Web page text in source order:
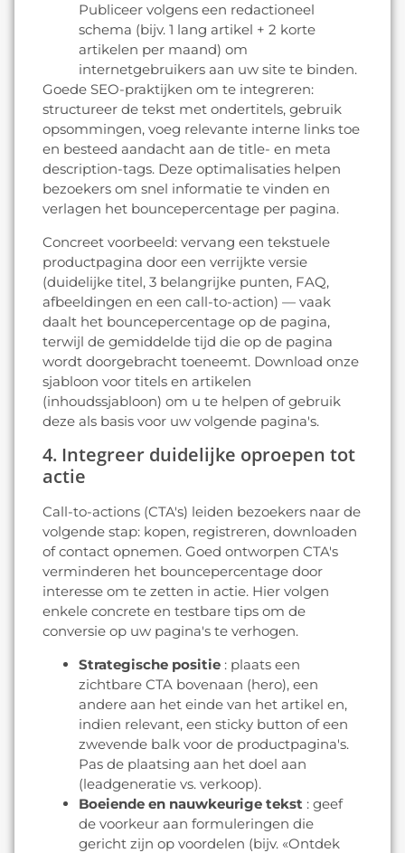
Publiceer volgens een redactioneel
schema (bijv. 1 lang artikel + 2 korte
artikelen per maand) om
internetgebruikers aan uw site te binden.
Goede SEO-praktijken om te integreren:
structureer de tekst met ondertitels, gebruik
opsommingen, voeg relevante interne links toe
en besteed aandacht aan de title- en meta
description-tags. Deze optimalisaties helpen
bezoekers om snel informatie te vinden en
verlagen het bouncepercentage per pagina.
Concreet voorbeeld: vervang een tekstuele
productpagina door een verrijkte versie
(duidelijke titel, 3 belangrijke punten, FAQ,
afbeeldingen en een call-to-action) — vaak
daalt het bouncepercentage op de pagina,
terwijl de gemiddelde tijd die op de pagina
wordt doorgebracht toeneemt. Download onze
sjabloon voor titels en artikelen
(inhoudssjabloon) om u te helpen of gebruik
deze als basis voor uw volgende pagina's.
4. Integreer duidelijke oproepen tot
actie
Call-to-actions (CTA's) leiden bezoekers naar de
volgende stap: kopen, registreren, downloaden
of contact opnemen. Goed ontworpen CTA's
verminderen het bouncepercentage door
interesse om te zetten in actie. Hier volgen
enkele concrete en testbare tips om de
conversie op uw pagina's te verhogen.
Strategische positie : plaats een
zichtbare CTA bovenaan (hero), een
andere aan het einde van het artikel en,
indien relevant, een sticky button of een
zwevende balk voor de productpagina's.
Pas de plaatsing aan het doel aan
(leadgeneratie vs. verkoop).
Boeiende en nauwkeurige tekst : geef
de voorkeur aan formuleringen die
gericht zijn op voordelen (bijv. «Ontdek